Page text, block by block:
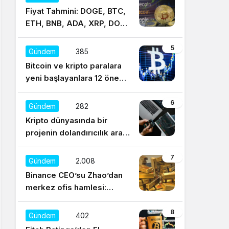
Fiyat Tahmini: DOGE, BTC,
ETH, BNB, ADA, XRP, DOT,
UNI, SOL, LTC
5
Gündem 385
Bitcoin ve kripto paralara
yeni başlayanlara 12 önemli
tavsiye
6
Gündem 282
Kripto dünyasında bir
projenin dolandırıcılık aracı
olduğu nasıl anlaşılır?
7
Gündem 2.008
Binance CEO’su Zhao’dan
merkez ofis hamlesi:
Sürekli regülasyonları
düşünüyorum
8
Gündem 402